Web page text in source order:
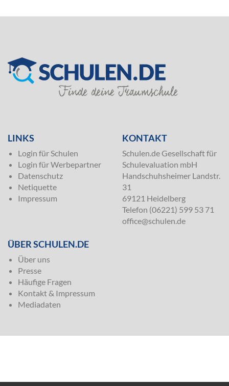
LINKS
Login für Schulen
Login für Werbepartner
Datenschutz
Netiquette
Impressum
KONTAKT
Schulen.de Gesellschaft für
Schulevaluation mbH
Handschuhsheimer Landstr.
31
69121 Heidelberg
Telefon (06221) 599 53 71
office@schulen.de
ÜBER SCHULEN.DE
Über uns
Presse
Häufige Fragen
Kontakt & Impressum
Mediadaten